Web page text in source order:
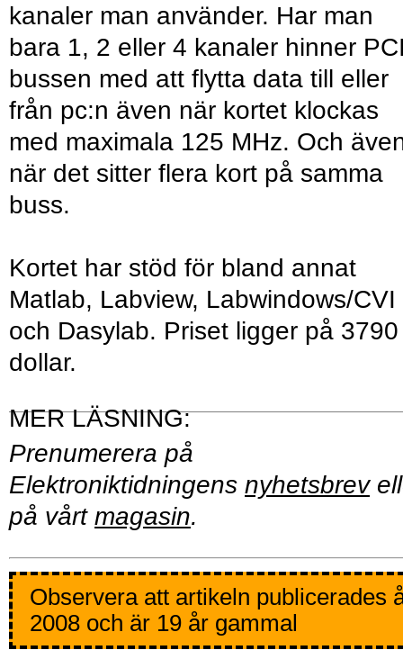
kanaler man använder. Har man
bara 1, 2 eller 4 kanaler hinner
bussen med att flytta data till eller
från pc:n även när kortet klockas
med maximala 125 MHz. Och
när det sitter flera kort på samma
buss.
Kortet har stöd för bland annat
Matlab, Labview, Labwindows/CVI
och Dasylab. Priset ligger på 3790
dollar.
Prenumerera på
Elektroniktidningens nyhetsbrev
på vårt magasin.
Observera att artikeln publicerades
2008 och är 19 år gammal